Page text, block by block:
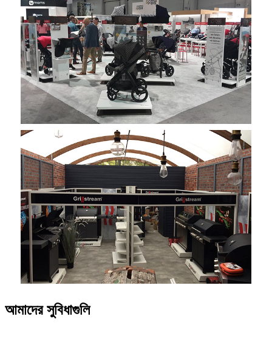
আমাদের সুবিধাগুলি